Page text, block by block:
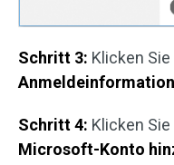
Schritt 3: Klicken Sie
Schritt 4: Klicken Sie
Microsoft-Konto